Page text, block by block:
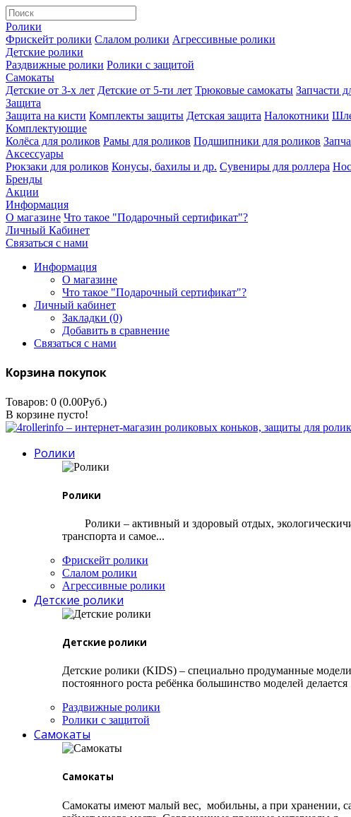
Ролики
Фрискейт ролики Слалом ролики Агрессивные ролики
Детские ролики
Раздвижные ролики Ролики с защитой
Самокаты
Детские от 3-х лет Детские от 5-ти лет Трюковые самокаты Запчасти
Защита
Защита на кисти Комплекты защиты Детская защита Налокотники
Комплектующие
Колёса для роликов Рамы для роликов Подшипники для роликов
Аксессуары
Рюкзаки для роликов Конусы, бахилы и др. Сувениры для роллера
Бренды
Акции
Информация
О магазине Что такое "Подарочный сертификат"?
Личный Кабинет
Связаться с нами
Информация
О магазине
Что такое "Подарочный сертификат"?
Личный кабинет
Закладки (0)
Добавить в сравнение
Связаться с нами
Корзина покупок
Товаров: 0 (0.00Руб.)
В корзине пусто!
Ролики
Ролики
Ролики – активный и здоровый отдых,
транспорта и самое...
Фрискейт ролики
Слалом ролики
Агрессивные ролики
Детские ролики
Детские ролики
Детские ролики (KIDS) – специально продуманные
постоянного роста ребёнка большинство моделей делается
Раздвижные ролики
Ролики с защитой
Самокаты
Самокаты
Самокаты имеют малый вес, мобильны, а при хранении,